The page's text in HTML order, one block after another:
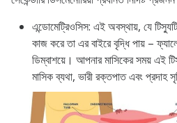
এন্ডোমেট্রিওসিস: এই অবস্থায়, যে
কাজ করে তা এর বাইরে বৃদ্ধি পায় –
ডিম্বাশয়ে। আপনার মাসিকের সময় এই
মাসিক ব্যথা, ভারী রক্তপাত এবং প্রদাহ